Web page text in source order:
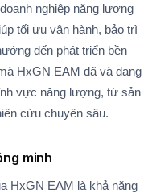
nghiệp năng lượng
tối ưu vận hành, bảo trì
đến phát triển bền
HxGN EAM đã và đang
vực năng lượng, từ sản
cứu chuyên sâu.
minh
HxGN EAM là khả năng